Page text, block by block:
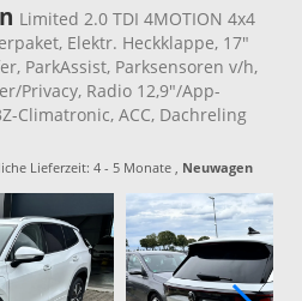
Limited 2.0 TDI 4MOTION 4x4
Elektr. Heckklappe, 17"
ParkAssist, Parksensoren v/h,
Privacy, Radio 12,9"/App-
Climatronic, ACC, Dachreling
Lieferzeit: 4 - 5 Monate , Neuwagen